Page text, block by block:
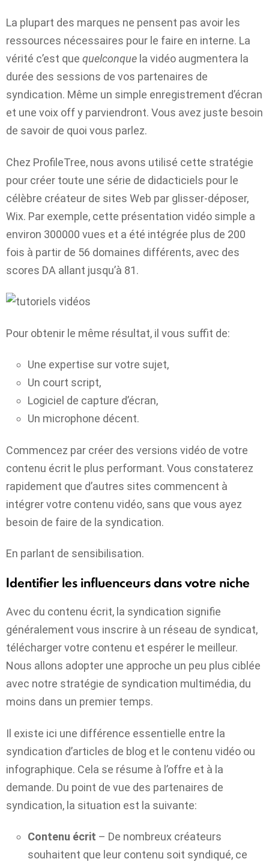
La plupart des marques ne pensent pas avoir les
ressources nécessaires pour le faire en interne. La
vérité c’est que quelconque la vidéo augmentera la
durée des sessions de vos partenaires de
syndication. Même un simple enregistrement d’écran
et une voix off y parviendront. Vous avez juste besoin
de savoir de quoi vous parlez.
Chez ProfileTree, nous avons utilisé cette stratégie
pour créer toute une série de didacticiels pour le
célèbre créateur de sites Web par glisser-déposer,
Wix. Par exemple, cette présentation vidéo simple a
environ 300000 vues et a été intégrée plus de 200
fois à partir de 56 domaines différents, avec des
scores DA allant jusqu’à 81.
Pour obtenir le même résultat, il vous suffit de:
Une expertise sur votre sujet,
Un court script,
Logiciel de capture d’écran,
Un microphone décent.
Commencez par créer des versions vidéo de votre
contenu écrit le plus performant. Vous constaterez
rapidement que d’autres sites commencent à
intégrer votre contenu vidéo, sans que vous ayez
besoin de faire de la syndication.
En parlant de sensibilisation.
Identifier les influenceurs dans votre niche
Avec du contenu écrit, la syndication signifie
généralement vous inscrire à un réseau de syndicat,
télécharger votre contenu et espérer le meilleur.
Nous allons adopter une approche un peu plus ciblée
avec notre stratégie de syndication multimédia, du
moins dans un premier temps.
Il existe ici une différence essentielle entre la
syndication d’articles de blog et le contenu vidéo ou
infographique. Cela se résume à l’offre et à la
demande. Du point de vue des partenaires de
syndication, la situation est la suivante:
Contenu écrit – De nombreux créateurs
souhaitent que leur contenu soit syndiqué, ce